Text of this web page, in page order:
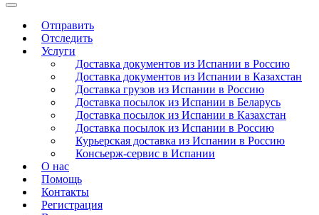
Отправить
Отследить
Услуги
Доставка документов из Испании в Россию
Доставка документов из Испании в Казахстан
Доставка грузов из Испании в Россию
Доставка посылок из Испании в Беларусь
Доставка посылок из Испании в Казахстан
Доставка посылок из Испании в Россию
Курьерская доставка из Испании в Россию
Консьерж-сервис в Испании
О нас
Помощь
Контакты
Регистрация